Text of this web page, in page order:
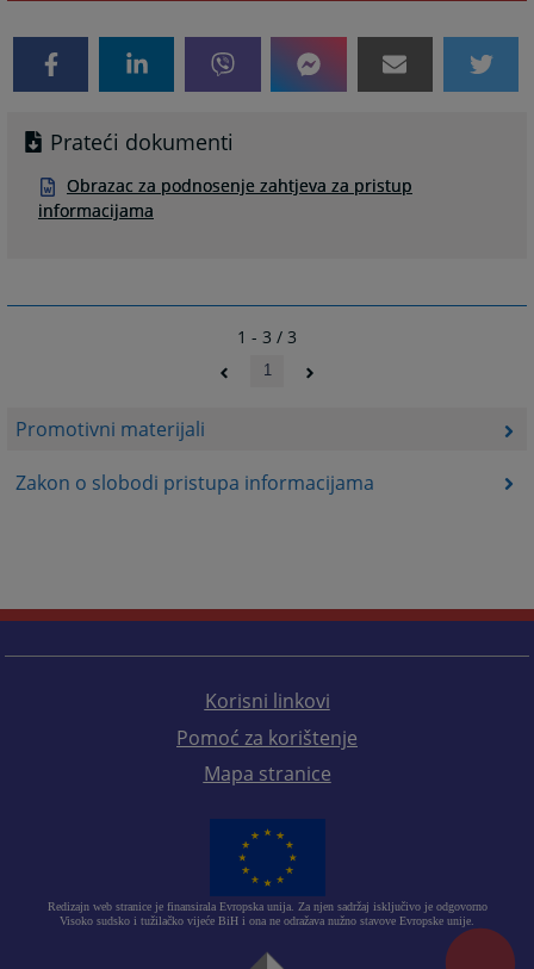
Promotivni materijali
Zakon o slobodi pristupa informacijama
Prateći dokumenti
Obrazac za podnosenje zahtjeva za pristup
informacijama
1 - 3 / 3
1
Korisni linkovi
Pomoć za korištenje
Mapa stranice
Redizajn web stranice je finansirala Evropska unija. Za njen sadržaj isključivo je odgovorno
Visoko sudsko i tužilačko vijeće BiH i ona ne odražava nužno stavove Evropske unije.